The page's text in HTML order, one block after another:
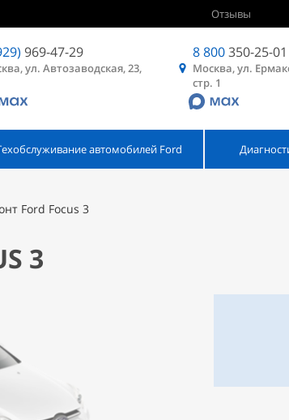
Отзывы
969-47-29
ул. Автозаводская, 23,
8 800350-25-01
Москва, ул.
стр. 1
автомобилей Ford
Ford Focus 3
3